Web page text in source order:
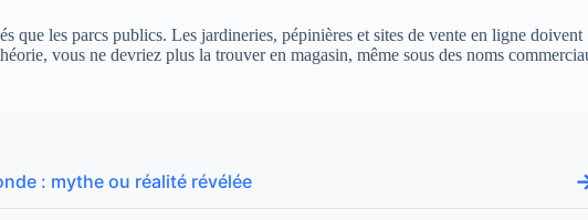
que les parcs publics. Les jardineries, pépinières et sites de vente en ligne doivent
vous ne devriez plus la trouver en magasin, même sous des noms
: mythe ou réalité révélée